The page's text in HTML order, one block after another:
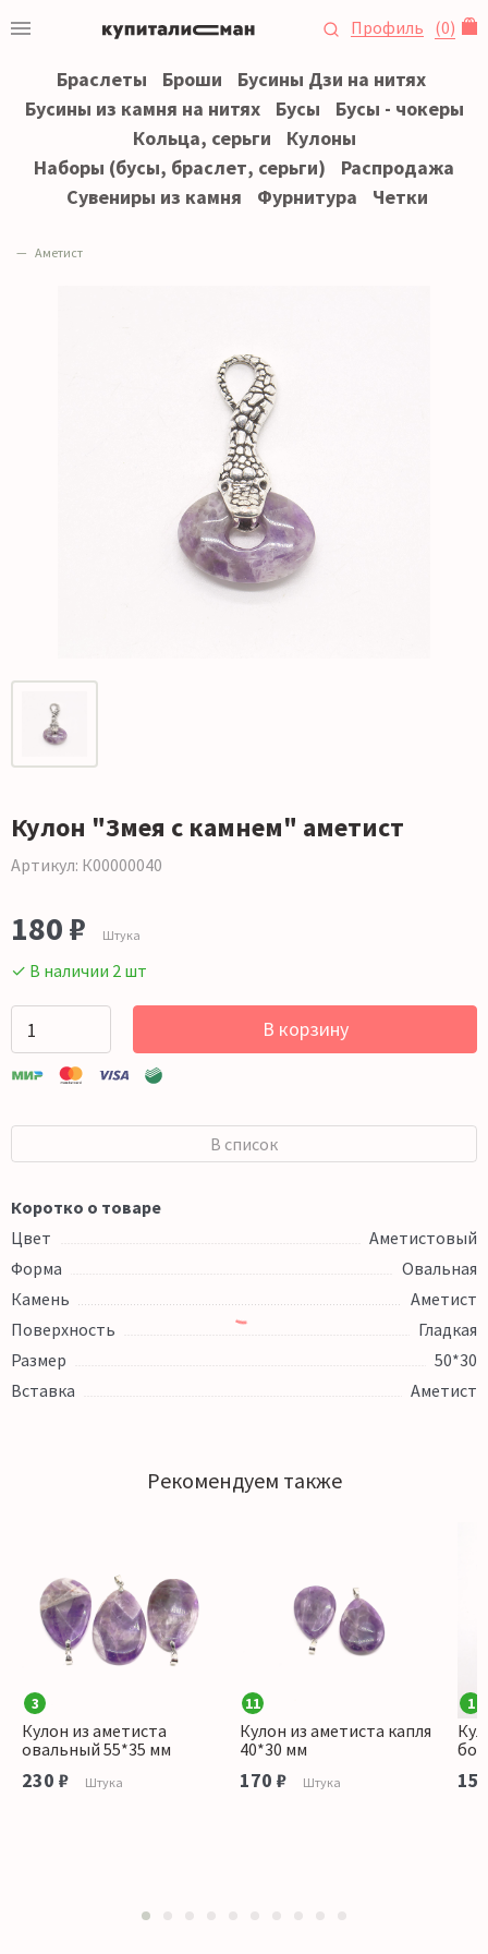
Профиль (0)
Браслеты Броши
Бусины Дзи на нитях
Бусины из камня на нитях
Бусы
Бусы - чокеры
Кольца, серьги
Кулоны
Наборы (бусы, браслет, серьги)
Распродажа
Сувениры из камня
Фурнитура Четки
Аметист
Кулон "Змея с камнем" аметист
Артикул: К00000040
180 ₽ Штука
✓ В наличии 2 шт
В корзину
В список
Коротко о товаре
Цвет
Аметистовый
Форма
Овальная
Камень
Аметист
Поверхность
Гладкая
Размер
50*30
Вставка
Аметист
Рекомендуем также
3
Кулон из аметиста
овальный 55*35 мм
230 ₽ Штука
11
Кулон из аметиста капля
40*30 мм
170 ₽ Штука
1